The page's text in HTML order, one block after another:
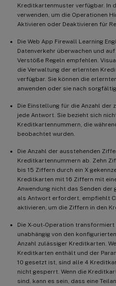
Kreditkartenmuster verfügbar. In
verwenden, um die Operationen
Aktivieren oder Deaktivieren für
Die Web App Firewall Learning
Datenverkehr überwachen und
Verstöße Regeln empfehlen.
die Verwaltung der erlernten
verfügbar. Sie können die
anwenden oder sie nach
Die Einstellung für die Anzahl
jede Antwort. Sie bezieht sich
Kreditkartennummern, die
beobachtet wurden.
Die Anzahl der ausstehenden
Kreditkartennummern ab. Zehn
bis 15 Ziffern durch ein X
Kreditkarten mit 16 Ziffern mit
Anwendung nicht das Senden
als Antwort erfordert, empfiehlt
aktivieren, um die Ziffern in den
Die X-out-Operation
unabhängig von den
Anzahl zulässiger Kreditkarten.
Kreditkarten enthält und der
10 gesetzt ist, sind alle 4
nicht gesperrt. Wenn die
sind, kann es sein, dass eine